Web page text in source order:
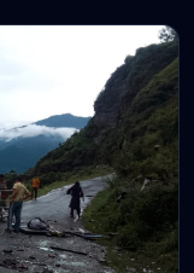
आइकन